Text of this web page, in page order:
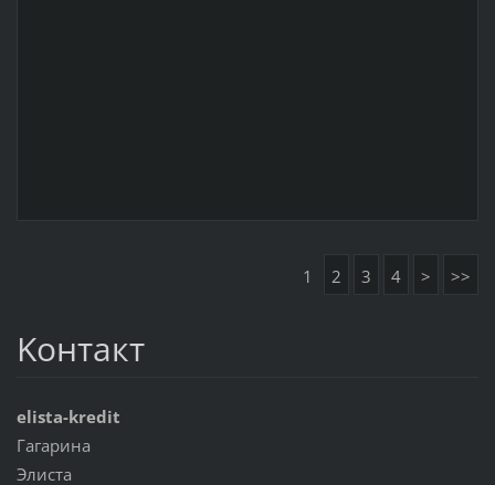
1 2 3 4 > >>
Koнтакт
elista-kredit
Гагарина
Элиста